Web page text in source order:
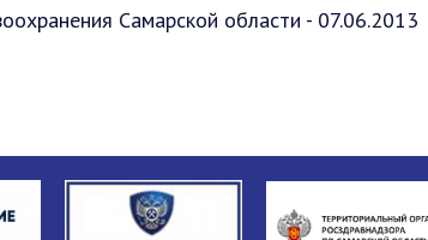
Самарской области - 07.06.2013